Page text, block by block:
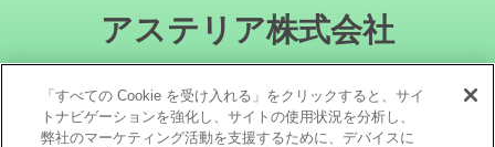
アステリア株式会社
「すべての Cookie を受け入れる」をクリックすると、サイ
トナビゲーションを強化し、サイトの使用状況を分析し、
弊社のマーケティング活動を支援するために、デバイスに